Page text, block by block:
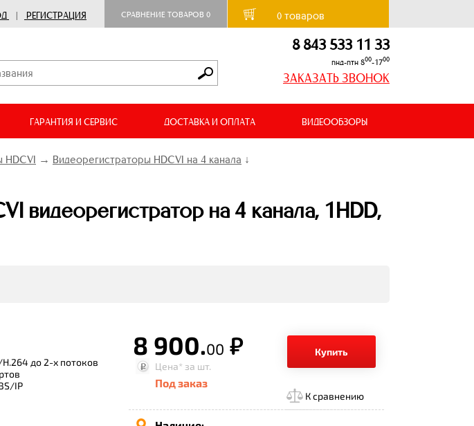
| РЕГИСТРАЦИЯ СРАВНЕНИЕ ТОВАРОВ 0 0товаров
8 843 533 11 33
пнд-птн 800-1700
ЗАКАЗАТЬ ЗВОНОК
ГАРАНТИЯ И СЕРВИС ДОСТАВКА И ОПЛАТА ВИДЕООБЗОРЫ
HDCVI → Видеорегистраторы HDCVI на 4 канала ↓
видеорегистратор на 4 канала, 1HDD,
до 2-х потоков
IP
8 900.00 р.
Купить
Цена* за шт.
Под заказ
К сравнению